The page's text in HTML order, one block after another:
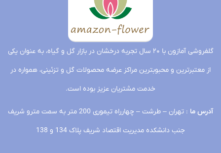
گلفروشی آمازون با ۲۰ سال تجربه درخشان در بازار گل و گیاه، به عنوان یکی
از معتبرترین و محبوبترین مراکز عرضه محصولات گل و تزئینی، همواره در
خدمت مشتریان عزیز بوده است.
آدرس ما
: تهران – طرشت – چهارراه تیموری 200 متر به سمت مترو شریف
جنب دانشکده مدیریت اقتصاد شریف پلاک 134 و 138